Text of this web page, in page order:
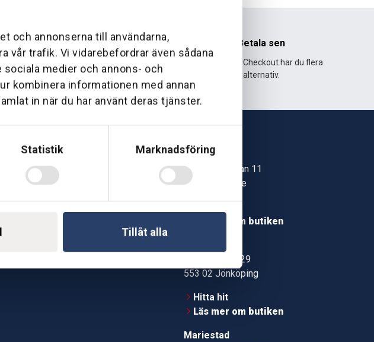
och annonserna till användarna,
vår trafik. Vi vidarebefordrar även sådana
medier och annons- och
kombinera informationen med annan
in när du har använt deras tjänster.
Statistik Marknadsföring
Tillåt alla
Över 30 års erfarenhet
startade 1 januari 1995 och har
sedan dess haft en god tillväxt.
Betala sen
Med Klarna Checkout har du flera
alternativ.
Telefon: 0500-414 130
mail: support@soderstroms.nu
Gå till vår företagssupport
Skövde
Jonstorpsgatan 11
549 37 Skövde
Läs mer om butiken
Kämpevägen 29
553 02 Jönköping
Hitta hit
Läs mer om butiken
Mariestad